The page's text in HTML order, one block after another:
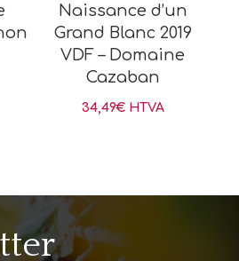
Naissance d’un
Grand Blanc 2019
VDF – Domaine
Cazaban
34,49€ HTVA